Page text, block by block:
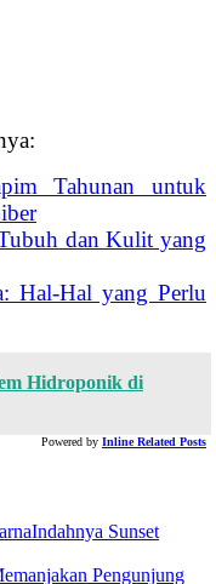
Tahunan untuk
dan Kulit yang
Hal-Hal yang Perlu
Hidroponik di
Powered by Inline Related Posts
Indahnya Sunset